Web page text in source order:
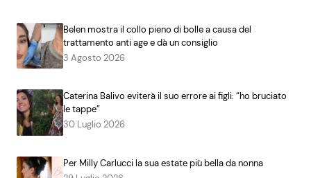
Belen mostra il collo pieno di bolle a causa del
trattamento anti age e dà un consiglio
3 Agosto 2026
Caterina Balivo eviterà il suo errore ai figli: “ho bruciato
le tappe”
30 Luglio 2026
Per Milly Carlucci la sua estate più bella da nonna